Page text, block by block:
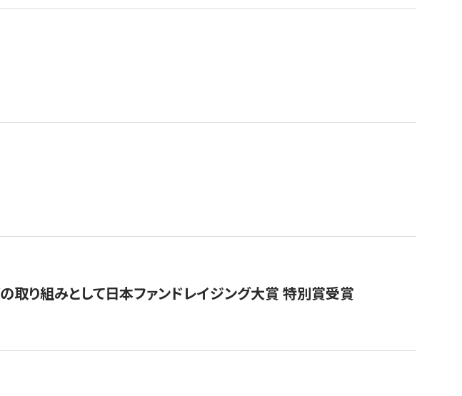
取り組みとして日本ファンドレイジング大賞 特別賞受賞